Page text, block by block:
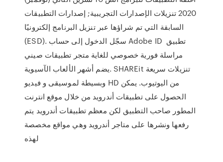
2020 تنزيلات الإصدارات التجريبية; إصدارات التطبيقات
السابقة التي تم شراؤها عبر تنزيل البرنامج إلكترونيًا
(ESD). سجّل الدخول إلى حساب Adobe ID تطبيق
مراسلة فورية خصوصي للغاية متجر تطبيقات صيني
يضم أشهر الألعاب الآسيوية. SHAREit تنزيلات سريعة
وبسيطة لموسيقى و فيديو HD من اليوتيوب. يمكن
الحصول على تطبيقات أندرويد من خلال موقع انترنت
المطور صاحب التطبيق لكن معظم تطبيقات أندرويد يتم
رفعها ونشرها على متاجر أندرويد وهي مواقع مخصصة